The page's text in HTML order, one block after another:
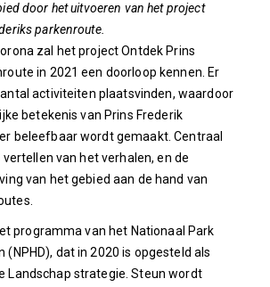
door het uitvoeren van het project
parkenroute.
zal het project Ontdek Prins
in 2021 een doorloop kennen. Er
activiteiten plaatsvinden, waardoor
betekenis van Prins Frederik
beleefbaar wordt gemaakt. Centraal
van het verhalen, en de
van het gebied aan de hand van
programma van het Nationaal Park
(NPHD), dat in 2020 is opgesteld als
Landschap strategie. Steun wordt